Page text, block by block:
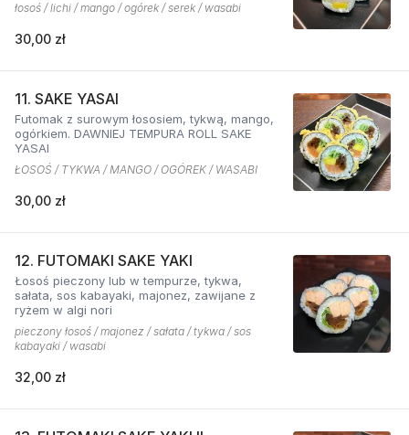
łosoś / lichi / mango / ogórek / serek / wasabi
30,00 zł
11. SAKE YASAI
Futomak z surowym łososiem, tykwą, mango,
ogórkiem. DAWNIEJ TEMPURA ROLL SAKE
YASAI
ŁOSOŚ / TYKWA / MANGO / OGÓREK / WASABI
30,00 zł
12. FUTOMAKI SAKE YAKI
Łosoś pieczony lub w tempurze, tykwa,
sałata, sos kabayaki, majonez, zawijane z
ryżem w algi nori
pieczony łosoś / majonez / sałata / tykwa / sos
kabayaki / wasabi
32,00 zł